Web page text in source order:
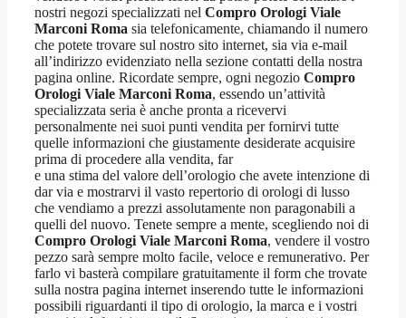
nostri negozi specializzati nel Compro Orologi Viale
Marconi Roma sia telefonicamente, chiamando il numero
che potete trovare sul nostro sito internet, sia via e-mail
all’indirizzo evidenziato nella sezione contatti della nostra
pagina online. Ricordate sempre, ogni negozio Compro
Orologi Viale Marconi Roma, essendo un’attività
specializzata seria è anche pronta a ricevervi
personalmente nei suoi punti vendita per fornirvi tutte
quelle informazioni che giustamente desiderate acquisire
prima di procedere alla vendita, far
e una stima del valore dell’orologio che avete intenzione di
dar via e mostrarvi il vasto repertorio di orologi di lusso
che vendiamo a prezzi assolutamente non paragonabili a
quelli del nuovo. Tenete sempre a mente, scegliendo noi di
Compro Orologi Viale Marconi Roma, vendere il vostro
pezzo sarà sempre molto facile, veloce e remunerativo. Per
farlo vi basterà compilare gratuitamente il form che trovate
sulla nostra pagina internet inserendo tutte le informazioni
possibili riguardanti il tipo di orologio, la marca e i vostri